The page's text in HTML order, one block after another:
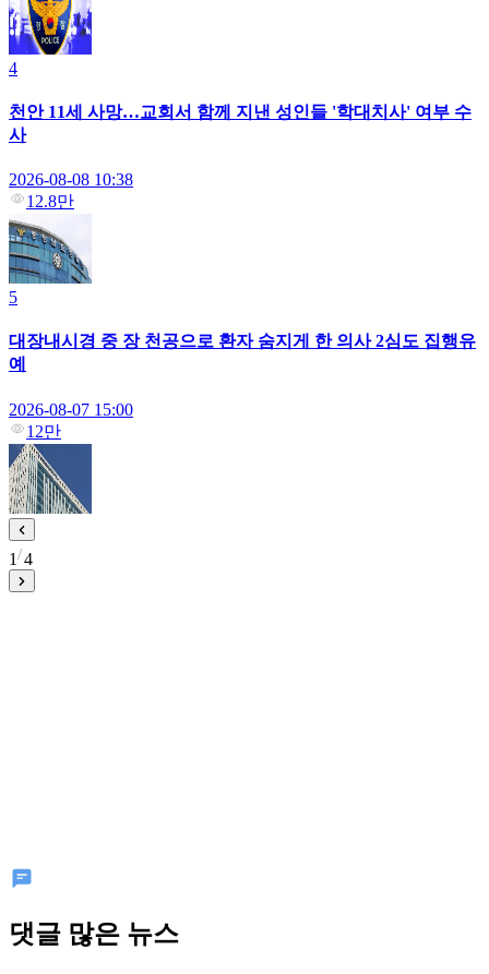
4
천안 11세 사망…교회서 함께 지낸 성인들 '학대치사' 여부 수
사
2026-08-08 10:38
12.8만
5
대장내시경 중 장 천공으로 환자 숨지게 한 의사 2심도 집행유
예
2026-08-07 15:00
12만
1 4
댓글 많은 뉴스